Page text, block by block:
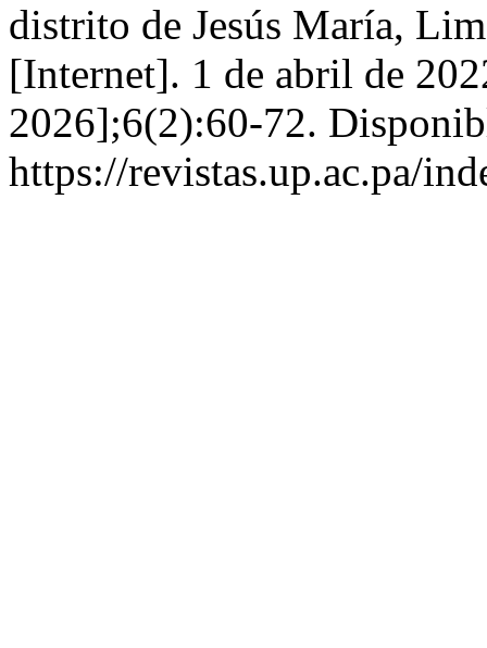
distrito de Jesús María,
[Internet]. 1 de abril de
2026];6(2):60-72.
https://revistas.up.ac.pa/